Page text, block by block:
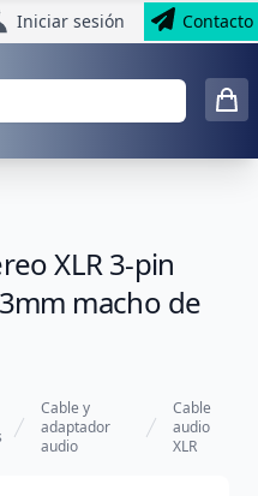
Iniciar sesión Contacto
XLR 3-pin
macho de
Cable y
adaptador
audio
Cable
audio
XLR